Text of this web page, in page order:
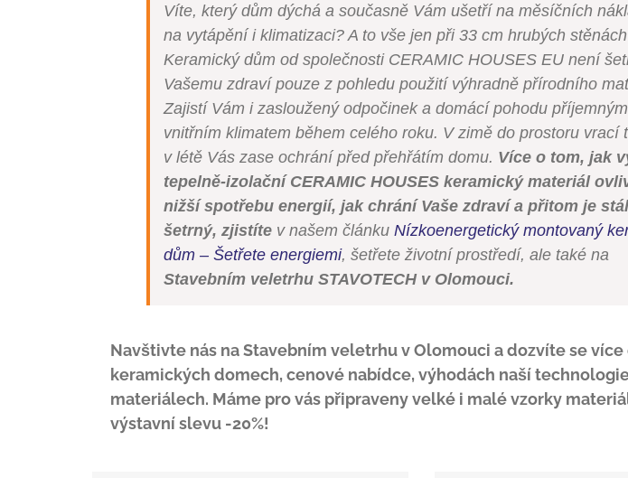
Víte, který dům dýchá a současně Vám ušetří na měsíčních
na vytápění i klimatizaci? A to vše jen při 33 cm hrubých
Keramický dům od společnosti CERAMIC HOUSES EU není
Vašemu zdraví pouze z pohledu použití výhradně přírodního
Zajistí Vám i zasloužený odpočinek a domácí pohodu příjemným
vnitřním klimatem během celého roku. V zimě do prostoru vrací
v létě Vás zase ochrání před přehřátím domu. Více o tom, jak
tepelně-izolační CERAMIC HOUSES keramický materiál
nižší spotřebu energií, jak chrání Vaše zdraví a přitom je
šetrný, zjistíte v našem článku Nízkoenergetický montovaný
dům – Šetřete energiemi, šetřete životní prostředí, ale také na
Stavebním veletrhu STAVOTECH v Olomouci.
Navštivte nás na Stavebním veletrhu v Olomouci a dozvíte se více
keramických domech, cenové nabídce, výhodách naší
materiálech. Máme pro vás připraveny velké i malé vzorky
výstavní slevu -20%!